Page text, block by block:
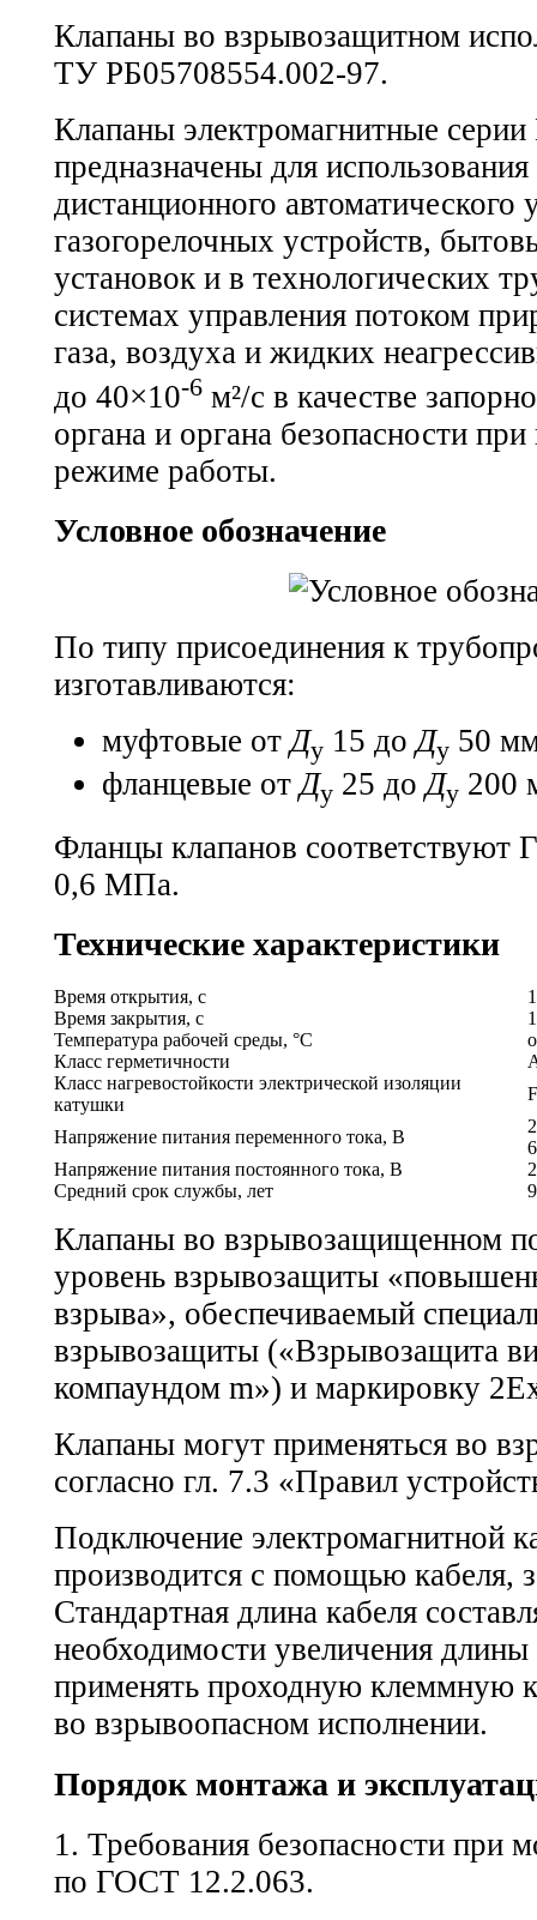
Клапаны во взрывозащитном
ТУ РБ05708554.002-97.
Клапаны электромагнитные
предназначены для
дистанционного автоматического
газогорелочных устройств,
установок и в технологических
системах управления потоком
газа, воздуха и жидких
до 40×10-6 м²/с в качестве
органа и органа безопасности
режиме работы.
Условное обозначение
По типу присоединения к
изготавливаются:
муфтовые от Ду 15 до Ду 50
фланцевые отДу 25 доДу 200
Фланцы клапанов соответствуют
0,6 МПа.
Технические характеристики
Время открытия, с
1
Время закрытия, с
1
Температура рабочей среды, °С
Класс герметичности
Класс нагревостойкости электрической изоляции
катушки
F
Напряжение питания переменного тока, В
Напряжение питания постоянного тока, В
Средний срок службы, лет
9
Клапаны во взрывозащищенном
уровень взрывозащиты
взрыва», обеспечиваемый
взрывозащиты («Взрывозащита
компаундом m») и маркировку
Клапаны могут применяться во
согласно гл. 7.3 «Правил
Подключение электромагнитной
производится с помощью кабеля,
Стандартная длина кабеля
необходимости увеличения длины
применять проходную клеммную
во взрывоопасном исполнении.
Порядок монтажа и
1. Требования безопасности при
по ГОСТ 12.2.063.